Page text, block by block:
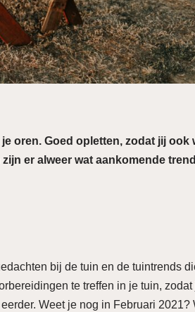
oren. Goed opletten, zodat jij ook
er alweer wat aankomende
bij de tuin en de tuintrends
te treffen in je tuin, zodat
Weet je nog in Februari 2021?